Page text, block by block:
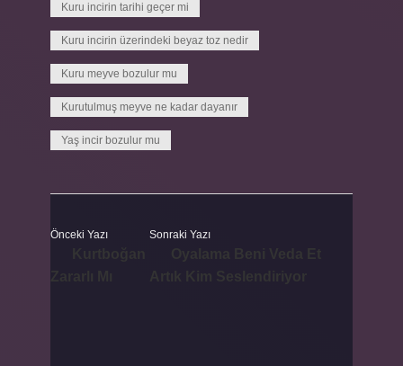
Kuru incirin tarihi geçer mi
Kuru incirin üzerindeki beyaz toz nedir
Kuru meyve bozulur mu
Kurutulmuş meyve ne kadar dayanır
Yaş incir bozulur mu
Önceki Yazı Sonraki Yazı